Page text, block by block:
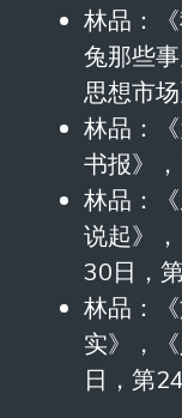
林品：
兔那些
思想市
林品：
书报》
林品：
说起》
30日，第
林品：
实》，
日，第24